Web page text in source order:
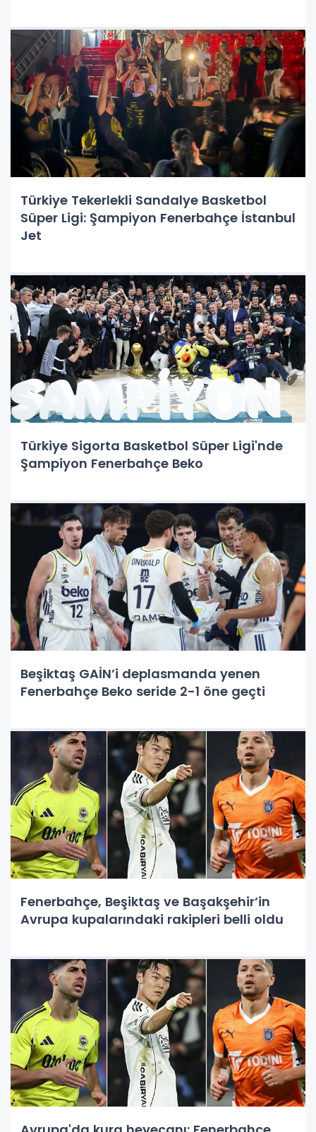
Türkiye Tekerlekli Sandalye Basketbol
Süper Ligi: Şampiyon Fenerbahçe İstanbul
Jet
Türkiye Sigorta Basketbol Süper Ligi'nde
Şampiyon Fenerbahçe Beko
Beşiktaş GAİN’i deplasmanda yenen
Fenerbahçe Beko seride 2-1 öne geçti
Fenerbahçe, Beşiktaş ve Başakşehir’in
Avrupa kupalarındaki rakipleri belli oldu